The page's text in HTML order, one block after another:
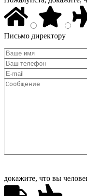
Письмо директору
докажите, что вы